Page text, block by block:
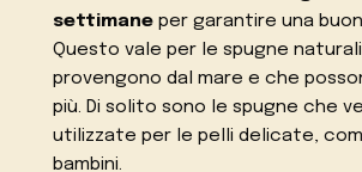
settimane per garantire una
Questo vale per le spugne
provengono dal mare e che
più. Di solito sono le spugne che
utilizzate per le pelli delicate,
bambini.